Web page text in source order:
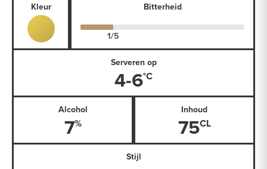
Kleur Bitterheid
Serveren op
4-6
Alcohol
7
Inhoud
75
Stijl